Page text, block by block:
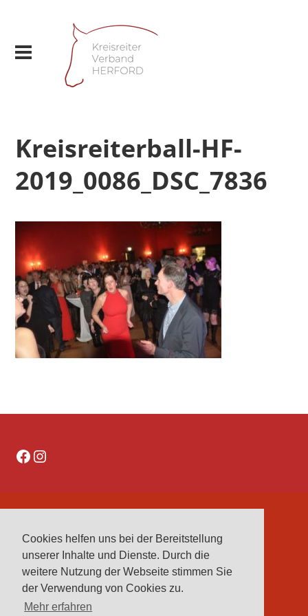
Cookies helfen uns bei der Bereitstellung
unserer Inhalte und Dienste. Durch die
weitere Nutzung der Webseite stimmen Sie
der Verwendung von Cookies zu.
Mehr erfahren
Kreisreiterball-HF-
2019_0086_DSC_7836
Facebook
Instagram
IMPRESSUM
VEREINE
VORSTAND